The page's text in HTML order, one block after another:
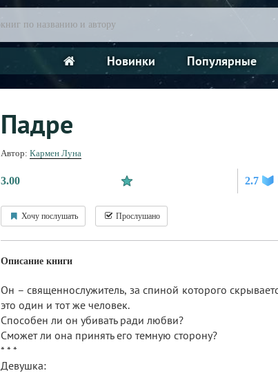
Новинки Популярные
Падре
Автор: Кармен Луна
3.00 2.7
Хочу послушать Прослушано
Описание книги
Он – священнослужитель, за спиной которого
это один и тот же человек.
Способен ли он убивать ради любви?
Сможет ли она принять его темную сторону?
* * *
Девушка: